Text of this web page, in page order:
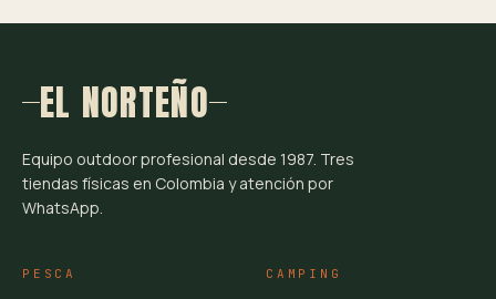
EL NORTEÑO
Equipo outdoor profesional desde 1987. Tres
tiendas físicas en Colombia y atención por
WhatsApp.
PESCA CAMPING